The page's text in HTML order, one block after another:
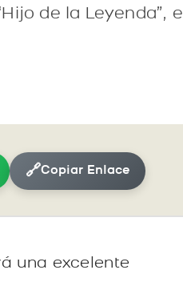
de la Leyenda”,
🔗Copiar Enlace
una excelente